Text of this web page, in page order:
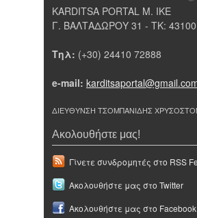
KARDITSA PORTAL Μ. ΙΚΕ
Γ. ΒΑΛΤΑΔΩΡΟΥ 31 - ΤΚ:
Τηλ: (+30) 24410 72888
e-mail:
ΔΙΕΥΘΥΝΣΗ ΤΣΟΜΠΑΝΙΔΗΣ
Ακολουθήστε μας!
Γίνετε συνδρομητές στο RSS
Ακολουθήστε μας στο Twitter
Ακολουθήστε μας στο Facebook